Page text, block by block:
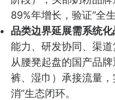
89%年增长，验证“全
品类边界延展需系统化
能力、研发协同、渠
从腰凳起盘的国产品
裤、湿巾）承接流量
消”生态闭环。